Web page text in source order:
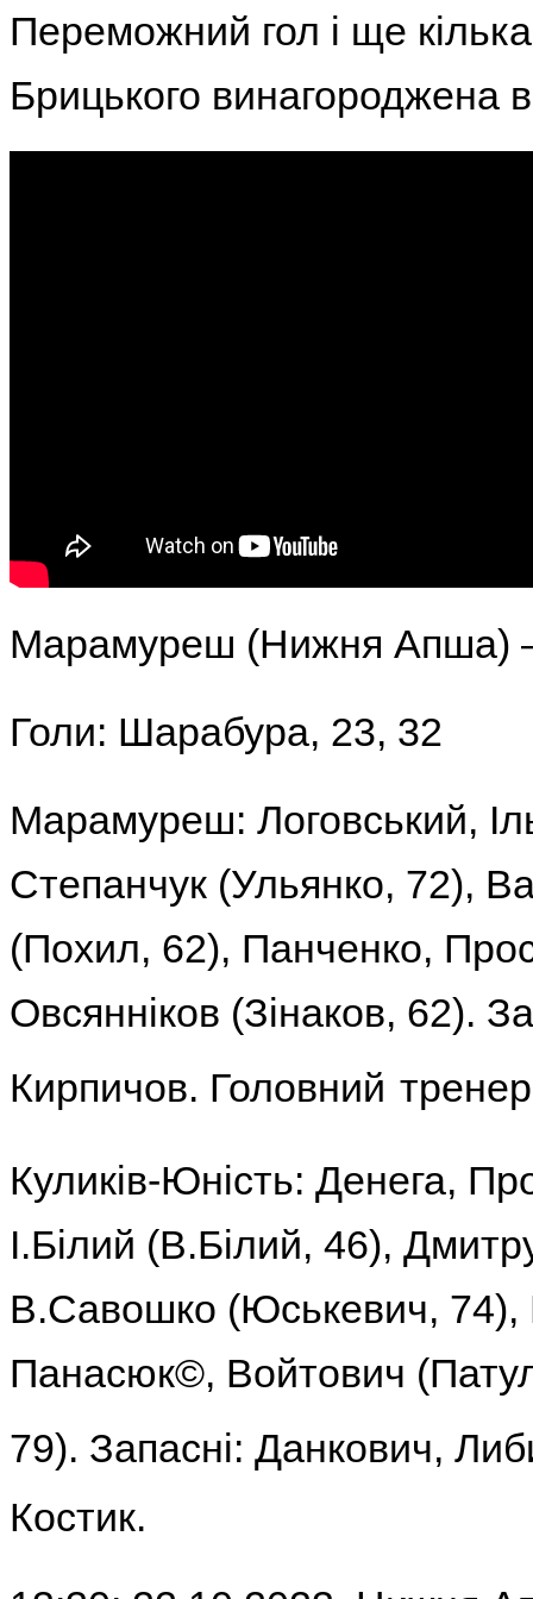
Переможний гол і ще
Брицького
Марамуреш (Нижня Апша)
Голи: Шарабура, 23, 32
Марамуреш: Логовський,
Степанчук (Ульянко, 72),
(Похил, 62), Панченко,
Овсянніков (Зінаков, 62).
Кирпичов. Головний
Куликів-Юність: Денега,
І.Білий (В.Білий, 46),
В.Савошко (Юськевич, 74),
Панасюк©, Войтович
79). Запасні: Данкович,
Костик.